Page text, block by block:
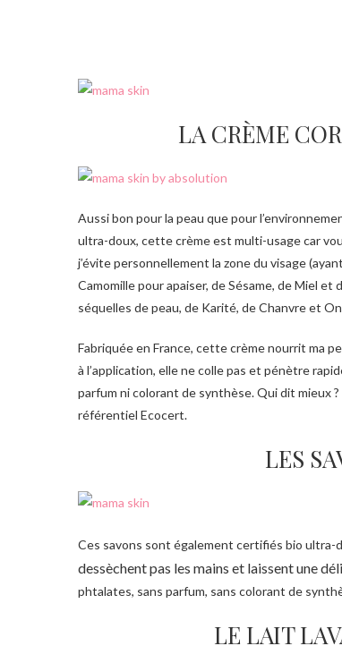
LA CRÈME
Aussi bon pour la peau que pour
ultra-doux, cette crème est multi-usage car
j’évite personnellement la zone du visage
Camomille pour apaiser, de Sésame, de Miel
séquelles de peau, de Karité, de Chanvre et
Fabriquée en France, cette crème nourrit ma peau, la rend toute douce et dégage en prime une odeur très légère et à peine sucrée. Très agréable
à l’application, elle ne colle pas et pénètre
parfum ni colorant de synthèse. Qui dit mieux
référentiel Ecocert.
LES
Ces savons sont également certifiés bio
dessèchent pas les mains et laissent une
phtalates, sans parfum, sans colorant de
LE LAIT